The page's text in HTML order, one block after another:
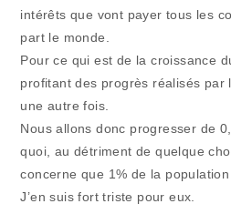
intérêts que vont payer tous les
part le monde.
Pour ce qui est de la croissance
profitant des progrès réalisés par
une autre fois.
Nous allons donc progresser de
quoi, au détriment de quelque
concerne que 1% de la population
J’en suis fort triste pour eux.